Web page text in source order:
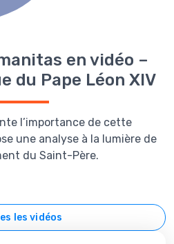
en vidéo –
du Pape Léon XIV
l’importance de cette
une analyse à la lumière de
du Saint-Père.
les vidéos